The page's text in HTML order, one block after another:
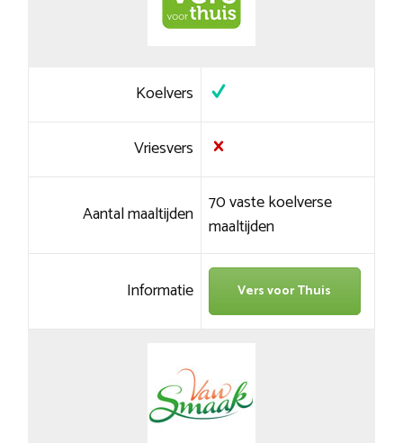
Koelvers
Vriesvers
Aantal maaltijden 70 vaste koelverse
maaltijden
Informatie Vers voor Thuis